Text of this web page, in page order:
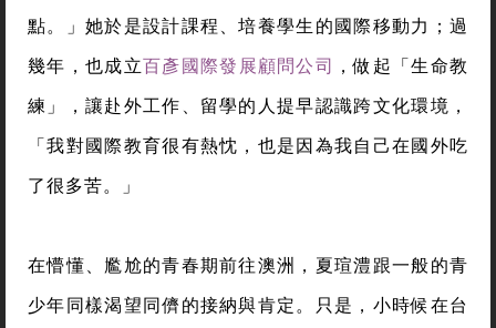
點。」她於是設計課程、培養學生的國際移動力；過
幾年，也成立百彥國際發展顧問公司 ，做起「生命教
練」，讓赴外工作、留學的人提早認識跨文化環境，
「我對國際教育很有熱忱，也是因為我自己在國外吃
了很多苦。」
在懵懂、尷尬的青春期前往澳洲，夏瑄澧跟一般的青
少年同樣渴望同儕的接納與肯定。只是，小時候在台